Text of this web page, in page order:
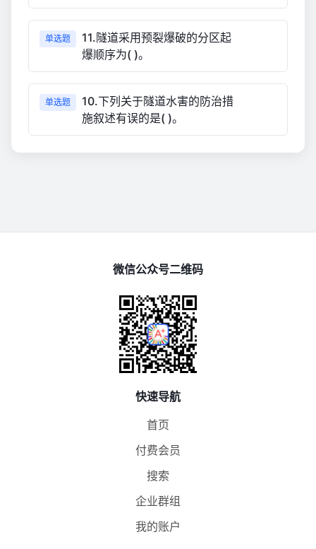
单选题
11.隧道采用预裂爆破的分区起
爆顺序为( )。
单选题
10.下列关于隧道水害的防治措
施叙述有误的是( )。
微信公众号二维码
快速导航
首页
付费会员
搜索
企业群组
我的账户